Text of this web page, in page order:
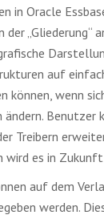
in Oracle
„Gliederung“
auf
können, wenn
Benutzer
Treibern
wird es in Zukunft
auf dem
werden.